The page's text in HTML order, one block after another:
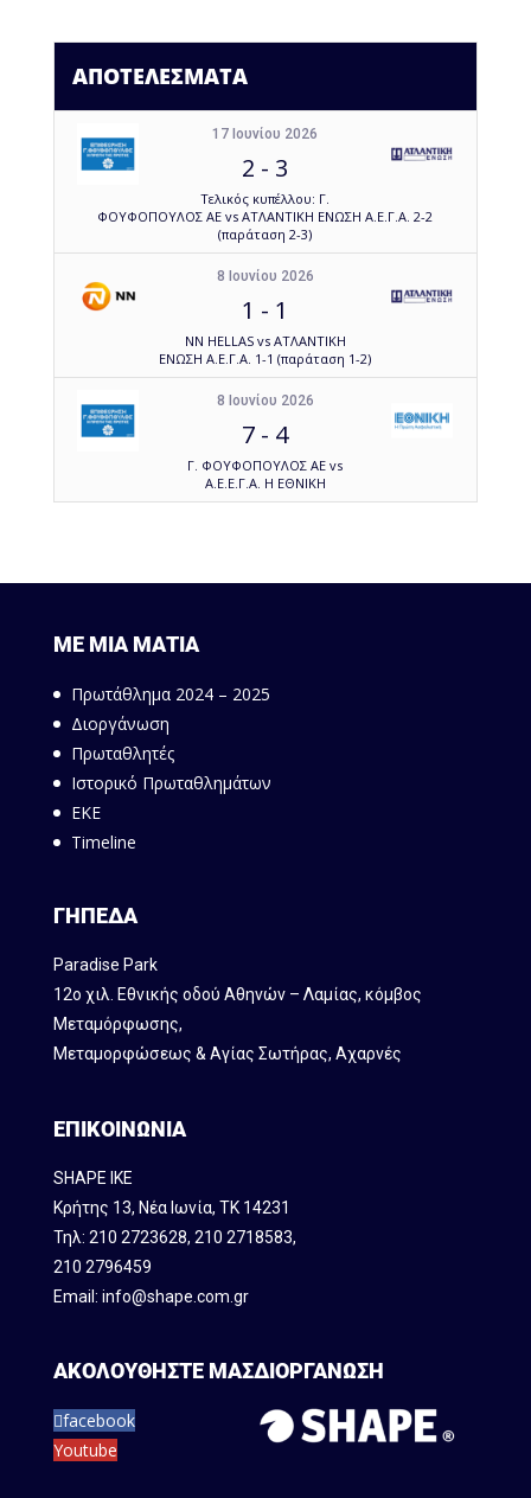
ΑΠΟΤΕΛΕΣΜΑΤΑ
17 Ιουνίου 2026
2 - 3
Τελικός κυπέλλου: Γ.
ΦΟΥΦΟΠΟΥΛΟΣ ΑΕ vs ΑΤΛΑΝΤΙΚΗ ΕΝΩΣΗ Α.Ε.Γ.Α. 2-2
(παράταση 2-3)
8 Ιουνίου 2026
1 - 1
NN HELLAS vs ΑΤΛΑΝΤΙΚΗ
ΕΝΩΣΗ Α.Ε.Γ.Α. 1-1 (παράταση 1-2)
8 Ιουνίου 2026
7 - 4
Γ. ΦΟΥΦΟΠΟΥΛΟΣ ΑΕ vs
Α.Ε.Ε.Γ.Α. Η ΕΘΝΙΚΗ
ΜΕ ΜΙΑ ΜΑΤΙΑ
Πρωτάθλημα 2024 – 2025
Διοργάνωση
Πρωταθλητές
Ιστορικό Πρωταθλημάτων
ΕΚΕ
Timeline
ΓΗΠΕΔΑ
Paradise Park
12ο χιλ. Εθνικής οδού Αθηνών – Λαμίας, κόμβος
Mεταμόρφωσης,
Μεταμορφώσεως & Αγίας Σωτήρας, Αχαρνές
ΕΠΙΚΟΙΝΩΝΙΑ
SHAPE IKE
Κρήτης 13, Νέα Ιωνία, ΤΚ 14231
Τηλ: 210 2723628, 210 2718583,
210 2796459
Email: info@shape.com.gr
ΑΚΟΛΟΥΘΗΣΤΕ ΜΑΣ
facebook
Youtube
ΔΙΟΡΓΑΝΩΣΗ